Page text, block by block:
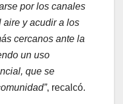
por los canales
y acudir a los
cercanos ante la
un uso
que se
, recalcó.